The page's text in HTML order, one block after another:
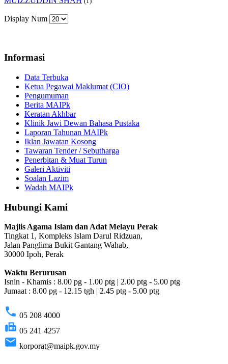
Display Num
Informasi
Data Terbuka
Ketua Pegawai Maklumat (CIO)
Pengumuman
Berita MAIPk
Keratan Akhbar
Klinik Jawi Dewan Bahasa Pustaka
Laporan Tahunan MAIPk
Iklan Jawatan Kosong
Tawaran Tender / Sebutharga
Penerbitan & Muat Turun
Galeri Aktiviti
Soalan Lazim
Wadah MAIPk
Hubungi Kami
Majlis Agama Islam dan Adat Melayu Perak
Tingkat 1, Kompleks Islam Darul Ridzuan,
Jalan Panglima Bukit Gantang Wahab,
30000 Ipoh, Perak
Waktu Berurusan
Isnin - Khamis : 8.00 pg - 1.00 ptg | 2.00 ptg - 5.00 ptg
Jumaat : 8.00 pg - 12.15 tgh | 2.45 ptg - 5.00 ptg
phone 05 208 4000
fax 05 241 4257
email korporat@maipk.gov.my